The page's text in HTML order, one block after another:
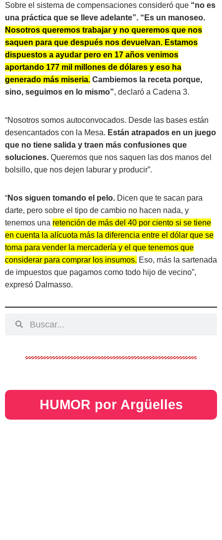
Sobre el sistema de compensaciones consideró que “no es
una práctica que se lleve adelante”. “Es un manoseo.
Nosotros queremos trabajar y no queremos que nos
saquen para que después nos devuelvan. Estamos
dispuestos a ayudar pero en 17 años venimos
aportando 177 mil millones de dólares y eso ha
generado más miseria. Cambiemos la receta porque,
sino, seguimos en lo mismo”, declaró a Cadena 3.
“Nosotros somos autoconvocados. Desde las bases están
desencantados con la Mesa. Están atrapados en un juego
que no tiene salida y traen más confusiones que
soluciones. Queremos que nos saquen las dos manos del
bolsillo, que nos dejen laburar y producir”.
“Nos siguen tomando el pelo. Dicen que te sacan para
darte, pero sobre el tipo de cambio no hacen nada, y
tenemos una retención de más del 40 por ciento si se tiene
en cuenta la alícuota más la diferencia entre el dólar que se
toma para vender la mercadería y el que tenemos que
considerar para comprar los insumos. Eso, más la sartenada
de impuestos que pagamos como todo hijo de vecino”,
expresó Dalmasso.
HUMOR por Argüelles​